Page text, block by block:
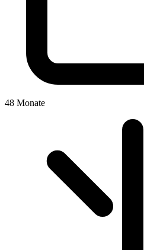
48 Monate